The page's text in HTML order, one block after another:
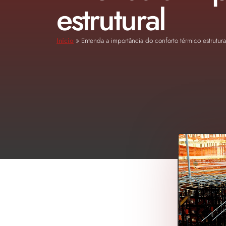
estrutural
Início » Entenda a importância do conforto térmico